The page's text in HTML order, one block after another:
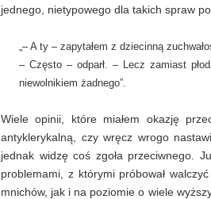
jednego, nietypowego dla takich spraw
„– A ty – zapytałem z dziecinną
– Często – odparł. – Lecz zamiast
niewolnikiem żadnego”.
Wiele opinii, które miałem okazję
antyklerykalną, czy wręcz wrogo
jednak widzę coś zgoła przeciwnego.
problemami, z którymi próbował
mnichów, jak i na poziomie o wiele